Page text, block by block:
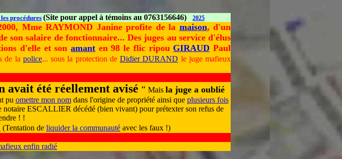
procédures (Site pour appel à témoins au 0763156646) 2025
Mme RAYMOND Janine profite de la maison, d'un
son salaire de fonctionnaire... Des juges au service d'élus
d'elle et sonamant en 98 le flic ripou GIRAUD Paul
de la police... sous la protection de Didier DURAND le juge mafieux
avait été réellement avisé " Mais la juge a oublié
pu omettre mon nomdans l'origine de propriété ainsi que plusieurs fois
notaire ESCALLIER décédé (bien vivant) pour prétexter son refus de
! !
(Tentation de liquider la communauté avec les faux !)
enfin radié